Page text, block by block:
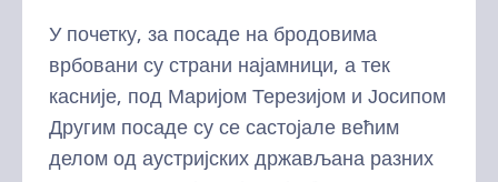
У почетку, за посаде на бродовима
врбовани су страни најамници, а тек
касније, под Маријом Терезијом и Јосипом
Другим посаде су се састојале већим
делом од аустријских држављана разних